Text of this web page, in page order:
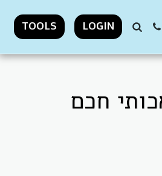
LOGIN
TOOLS
חכם